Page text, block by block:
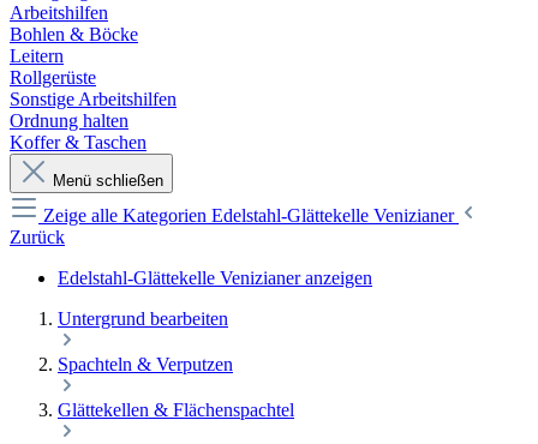
Arbeitshilfen
Bohlen & Böcke
Leitern
Rollgerüste
Sonstige Arbeitshilfen
Ordnung halten
Koffer & Taschen
Menü schließen
Zeige alle Kategorien Edelstahl-Glättekelle Venizianer
Zurück
Edelstahl-Glättekelle Venizianer anzeigen
Untergrund bearbeiten
Spachteln & Verputzen
Glättekellen & Flächenspachtel